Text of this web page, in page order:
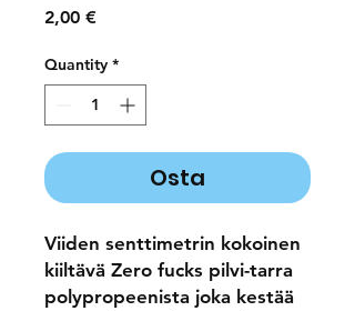
2,00 €Price
Quantity *
Osta
Viiden senttimetrin kokoinen
kiiltävä Zero fucks pilvi-tarra
polypropeenista joka kestää